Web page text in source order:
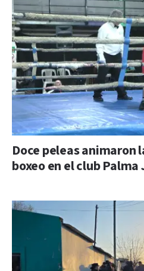
Doce peleas animaron
boxeo en el club Palma